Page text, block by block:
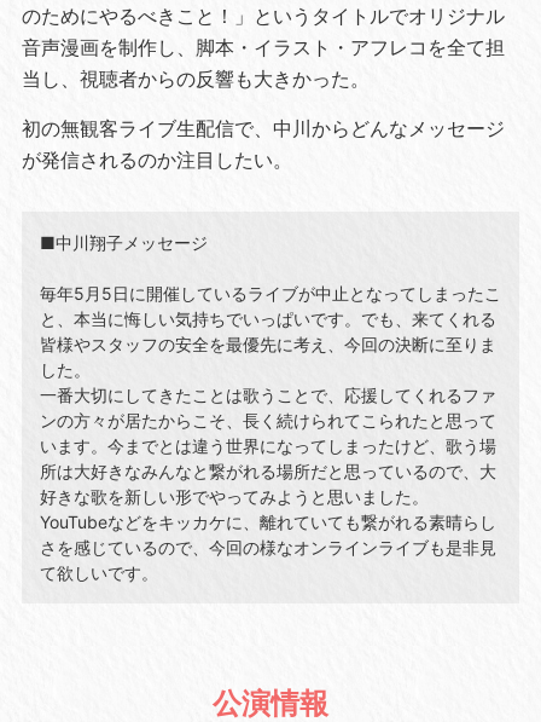
のためにやるべきこと！」というタイトルでオリジナル
音声漫画を制作し、脚本・イラスト・アフレコを全て担
当し、視聴者からの反響も大きかった。
初の無観客ライブ生配信で、中川からどんなメッセージ
が発信されるのか注目したい。
■中川翔子メッセージ
毎年5月5日に開催しているライブが中止となってしまったこ
と、本当に悔しい気持ちでいっぱいです。でも、来てくれる
皆様やスタッフの安全を最優先に考え、今回の決断に至りま
した。
一番大切にしてきたことは歌うことで、応援してくれるファ
ンの方々が居たからこそ、長く続けられてこられたと思って
います。今までとは違う世界になってしまったけど、歌う場
所は大好きなみんなと繋がれる場所だと思っているので、大
好きな歌を新しい形でやってみようと思いました。
YouTubeなどをキッカケに、離れていても繋がれる素晴らし
さを感じているので、今回の様なオンラインライブも是非見
て欲しいです。
公演情報